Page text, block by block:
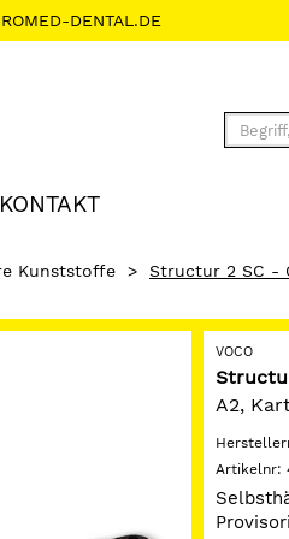
DENTAL.DE
KONTAKT
Kunststoffe > Structur 2 SC -
VOCO
A2,
Artikelnr: